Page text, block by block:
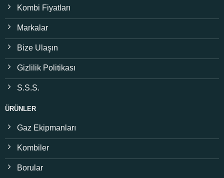
Kombi Fiyatları
Markalar
Bize Ulaşın
Gizlilik Politikası
S.S.S.
ÜRÜNLER
Gaz Ekipmanları
Kombiler
Borular